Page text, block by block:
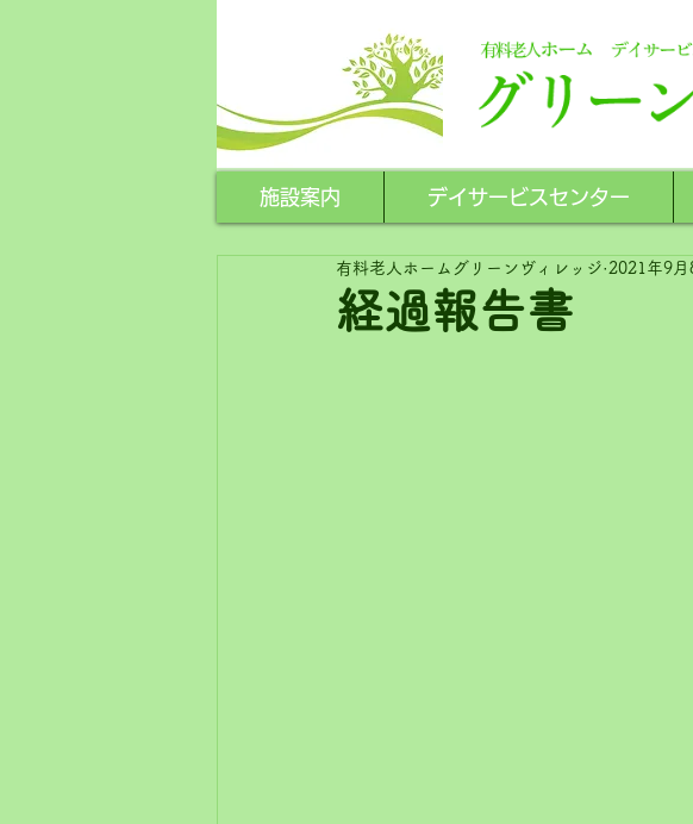
施設案内 デイサービスセンター
経過報告書
有料老人ホームグリーンヴィレッジ 2021年9月